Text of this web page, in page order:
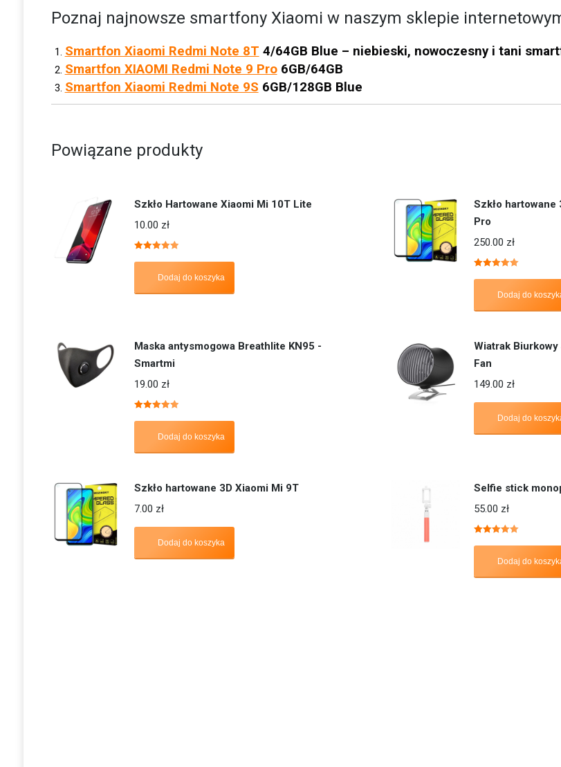
Poznaj najnowsze smartfony Xiaomi w naszym sklepie
Smartfon Xiaomi Redmi Note 8T 4/64GB Blue – niebieski, nowoczesny i tani
Smartfon XIAOMI Redmi Note 9 Pro6GB/64GB
Smartfon Xiaomi Redmi Note 9S 6GB/128GB Blue
Powiązane produkty
Szkło Hartowane Xiaomi Mi 10T Lite
10.00 zł
Dodaj do koszyka
Szkło hartowane
Pro
250.00 zł
Dodaj do
Maska antysmogowa Breathlite KN95 -
Smartmi
19.00 zł
Dodaj do koszyka
Wiatrak
Fan
149.00 zł
Dodaj do
Szkło hartowane 3D Xiaomi Mi 9T
7.00 zł
Dodaj do koszyka
Selfie stick
55.00 zł
Dodaj do